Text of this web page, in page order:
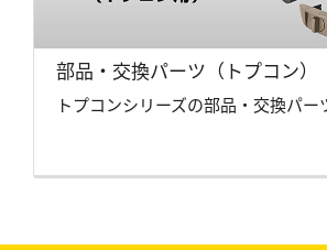
部品・交換パーツ（トプコン）
トプコンシリーズの部品・交換パー